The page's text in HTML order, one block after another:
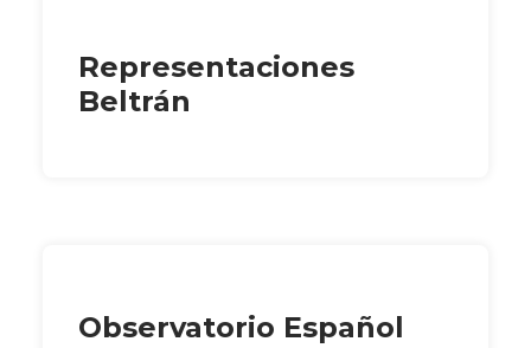
Representaciones
Beltrán
Observatorio Español